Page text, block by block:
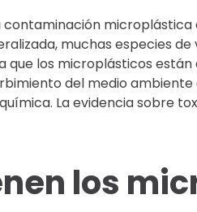
contaminación
muchas especies
que los microplásticos
del medio
La evidencia sobre
los